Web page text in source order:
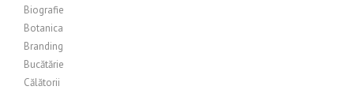
Biografie
Botanica
Branding
Bucătărie
Călătorii